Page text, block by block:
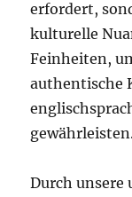
erfordert,
kulturelle
Feinheiten,
authentische
Durch unsere